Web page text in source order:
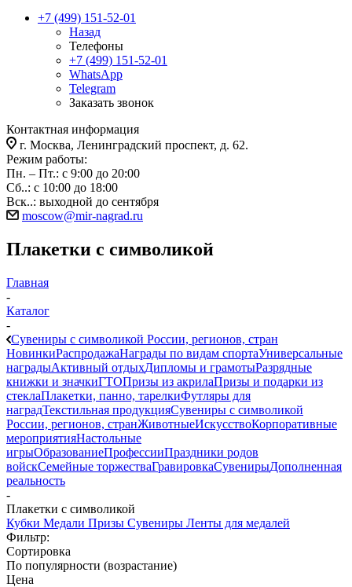
+7 (499) 151-52-01
Назад
Телефоны
+7 (499) 151-52-01
WhatsApp
Telegram
Заказать звонок
Контактная информация
г. Москва, Ленинградский проспект, д. 62.
Режим работы:
Пн. – Пт.: с 9:00 до 20:00
Сб..: с 10:00 до 18:00
Вск..: выходной до сентября
moscow@mir-nagrad.ru
Плакетки с символикой
Главная
-
Каталог
-
Сувениры с символикой России, регионов, стран
НовинкиРаспродажаНаграды по видам спортаУниверсальные
наградыАктивный отдыхДипломы и грамотыРазрядные
книжки и значкиГТОПризы из акрилаПризы и подарки из
стеклаПлакетки, панно, тарелкиФутляры для
наградТекстильная продукцияСувениры с символикой
России, регионов, странЖивотныеИскусствоКорпоративные
мероприятияНастольные
игрыОбразованиеПрофессииПраздники родов
войскСемейные торжестваГравировкаСувенирыДополненная
реальность
-
Плакетки с символикой
Кубки Медали Призы Сувениры Ленты для медалей
Фильтр:
Сортировка
По популярности (возрастание)
Цена